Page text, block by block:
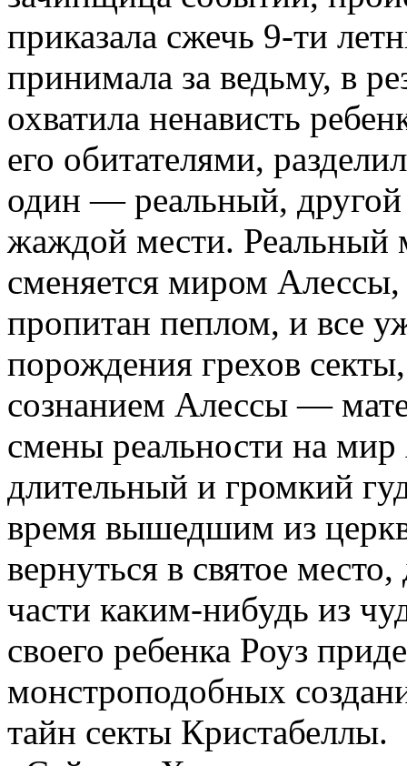
приказала сжечь 9-ти
принимала за ведьму, в
охватила ненависть
его обитателями,
один — реальный,
жаждой мести. Реальный
сменяется миром Алессы,
пропитан пеплом, и все
порождения грехов
сознанием Алессы —
смены реальности на мир
длительный и громкий
время вышедшим из
вернуться в святое
части каким-нибудь из
своего ребенка Роуз
монстроподобных
тайн секты Кристабеллы.